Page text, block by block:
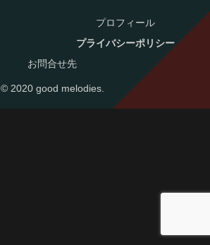
プロフィール
プライバシーポリシー
お問合せ先
© 2020 good melodies.